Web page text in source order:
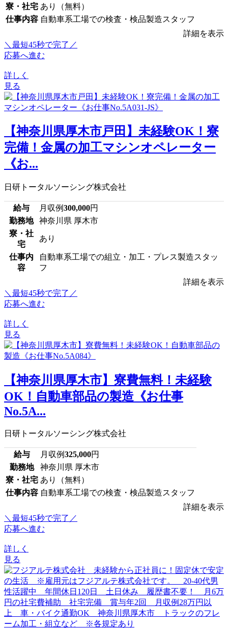
寮・社宅 あり（無料）
仕事内容 自動車系工場での検査・検品製造スタッフ
詳細を表示
＼最短45秒で完了／
応募へ進む
詳しく
見る
【神奈川県厚木市戸田】未経験OK！寮
完備！金属の加工マシンオペレーター
《お...
日研トータルソーシング株式会社
給与 月収例300,000円
勤務地
神奈川県 厚木市
寮・社
宅
あり
仕事内
容
自動車系工場での組立・加工・プレス製造スタッ
フ
詳細を表示
＼最短45秒で完了／
応募へ進む
詳しく
見る
【神奈川県厚木市】寮費無料！未経験
OK！自動車部品の製造《お仕事
No.5A...
日研トータルソーシング株式会社
給与 月収例325,000円
勤務地
神奈川県 厚木市
寮・社宅 あり（無料）
仕事内容 自動車系工場での検査・検品製造スタッフ
詳細を表示
＼最短45秒で完了／
応募へ進む
詳しく
見る